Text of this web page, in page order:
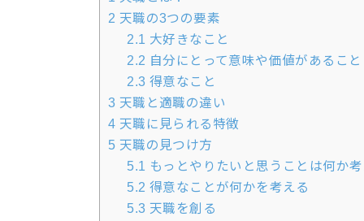
2 天職の3つの要素
2.1 大好きなこと
2.2 自分にとって意味や価値があること
2.3 得意なこと
3 天職と適職の違い
4 天職に見られる特徴
5 天職の見つけ方
5.1 もっとやりたいと思うことは何か
5.2 得意なことが何かを考える
5.3 天職を創る